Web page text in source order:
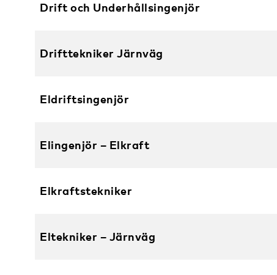
Drift och Underhållsingenjör
Drifttekniker Järnväg
Eldriftsingenjör
Elingenjör – Elkraft
Elkraftstekniker
Eltekniker – Järnväg